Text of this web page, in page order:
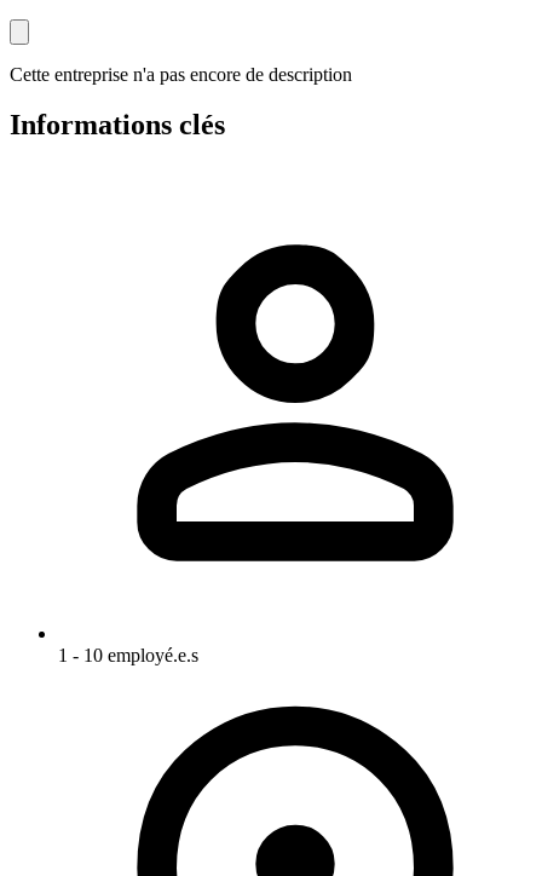
Cette entreprise n'a pas encore de description
Informations clés
1 - 10 employé.e.s